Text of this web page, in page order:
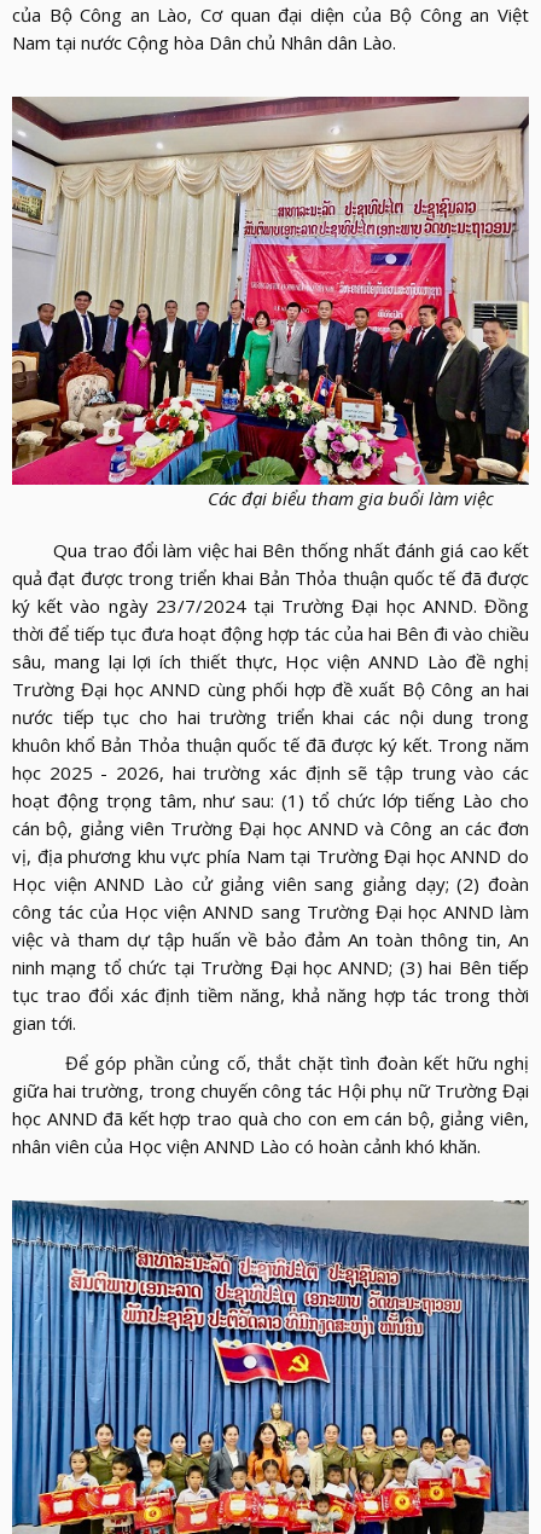
của Bộ Công an Lào, Cơ quan đại diện của Bộ Công an Việt
Nam tại nước Cộng hòa Dân chủ Nhân dân Lào.
Các đại biểu tham gia buổi làm việc
Qua trao đổi làm việc hai Bên thống nhất đánh giá cao kết
quả đạt được trong triển khai Bản Thỏa thuận quốc tế đã được
ký kết vào ngày 23/7/2024 tại Trường Đại học ANND. Đồng
thời để tiếp tục đưa hoạt động hợp tác của hai Bên đi vào chiều
sâu, mang lại lợi ích thiết thực, Học viện ANND Lào đề nghị
Trường Đại học ANND cùng phối hợp đề xuất Bộ Công an hai
nước tiếp tục cho hai trường triển khai các nội dung trong
khuôn khổ Bản Thỏa thuận quốc tế đã được ký kết. Trong năm
học 2025 - 2026, hai trường xác định sẽ tập trung vào các
hoạt động trọng tâm, như sau: (1) tổ chức lớp tiếng Lào cho
cán bộ, giảng viên Trường Đại học ANND và Công an các đơn
vị, địa phương khu vực phía Nam tại Trường Đại học ANND do
Học viện ANND Lào cử giảng viên sang giảng dạy; (2) đoàn
công tác của Học viện ANND sang Trường Đại học ANND làm
việc và tham dự tập huấn về bảo đảm An toàn thông tin, An
ninh mạng tổ chức tại Trường Đại học ANND; (3) hai Bên tiếp
tục trao đổi xác định tiềm năng, khả năng hợp tác trong thời
gian tới.
Để góp phần củng cố, thắt chặt tình đoàn kết hữu nghị
giữa hai trường, trong chuyến công tác Hội phụ nữ Trường Đại
học ANND đã kết hợp trao quà cho con em cán bộ, giảng viên,
nhân viên của Học viện ANND Lào có hoàn cảnh khó khăn.